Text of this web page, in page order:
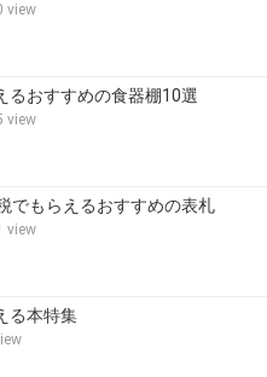
view
るおすすめの食器棚10選
view
でもらえるおすすめの表札
view
る本特集